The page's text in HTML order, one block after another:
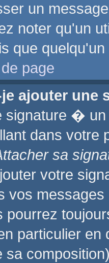
un
noter qu'un
que
page
ajouter une
signature �
dans
sa
votre
vos
pourrez
particulier
sa